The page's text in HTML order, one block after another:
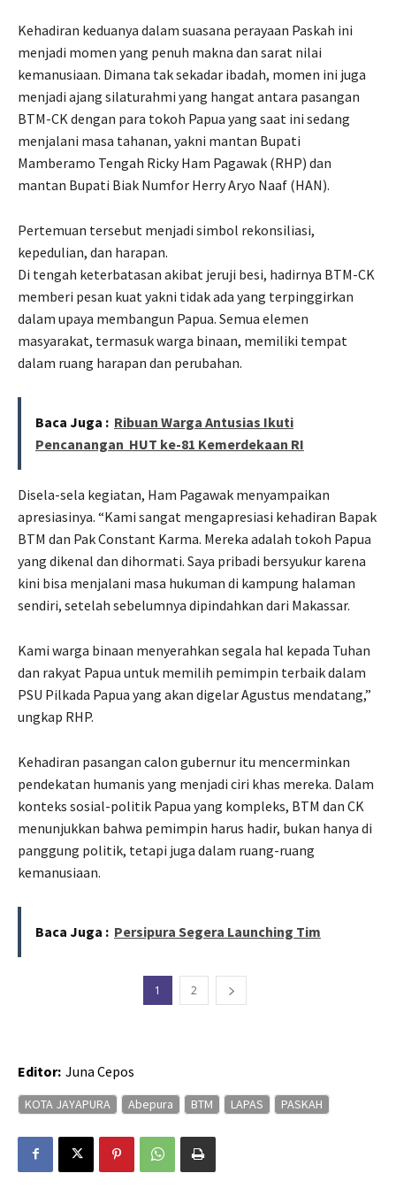
Kehadiran keduanya dalam suasana perayaan Paskah ini
menjadi momen yang penuh makna dan sarat nilai
kemanusiaan. Dimana tak sekadar ibadah, momen ini juga
menjadi ajang silaturahmi yang hangat antara pasangan
BTM-CK dengan para tokoh Papua yang saat ini sedang
menjalani masa tahanan, yakni mantan Bupati
Mamberamo Tengah Ricky Ham Pagawak (RHP) dan
mantan Bupati Biak Numfor Herry Aryo Naaf (HAN).
Pertemuan tersebut menjadi simbol rekonsiliasi,
kepedulian, dan harapan.
Di tengah keterbatasan akibat jeruji besi, hadirnya BTM-CK
memberi pesan kuat yakni tidak ada yang terpinggirkan
dalam upaya membangun Papua. Semua elemen
masyarakat, termasuk warga binaan, memiliki tempat
dalam ruang harapan dan perubahan.
Baca Juga : Ribuan Warga Antusias Ikuti
Pencanangan HUT ke-81 Kemerdekaan RI
Disela-sela kegiatan, Ham Pagawak menyampaikan
apresiasinya. “Kami sangat mengapresiasi kehadiran Bapak
BTM dan Pak Constant Karma. Mereka adalah tokoh Papua
yang dikenal dan dihormati. Saya pribadi bersyukur karena
kini bisa menjalani masa hukuman di kampung halaman
sendiri, setelah sebelumnya dipindahkan dari Makassar.
Kami warga binaan menyerahkan segala hal kepada Tuhan
dan rakyat Papua untuk memilih pemimpin terbaik dalam
PSU Pilkada Papua yang akan digelar Agustus mendatang,”
ungkap RHP.
Kehadiran pasangan calon gubernur itu mencerminkan
pendekatan humanis yang menjadi ciri khas mereka. Dalam
konteks sosial-politik Papua yang kompleks, BTM dan CK
menunjukkan bahwa pemimpin harus hadir, bukan hanya di
panggung politik, tetapi juga dalam ruang-ruang
kemanusiaan.
Baca Juga : Persipura Segera Launching Tim
1 2
Editor: Juna Cepos
KOTA JAYAPURA Abepura BTM LAPAS PASKAH